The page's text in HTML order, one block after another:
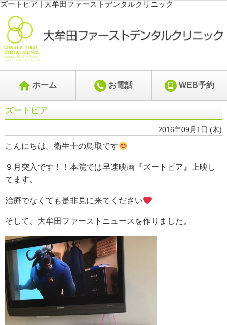
ズートピア | 大牟田ファーストデンタルクリニック
ホーム お電話 WEB予約
ズートピア
2016年09月1日 (木)
こんにちは。衛生士の鳥取です
９月突入です！！本院では早速映画『ズートピア』上映し
てます。
治療でなくても是非見に来てください
そして、大牟田ファーストニュースを作りました。